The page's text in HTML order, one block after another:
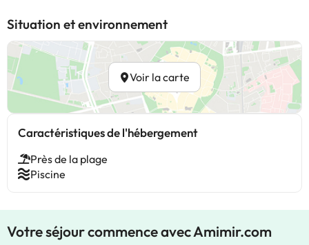
Situation et environnement
Voir la carte
Caractéristiques de l'hébergement
Près de la plage
Piscine
Votre séjour commence avec Amimir.com